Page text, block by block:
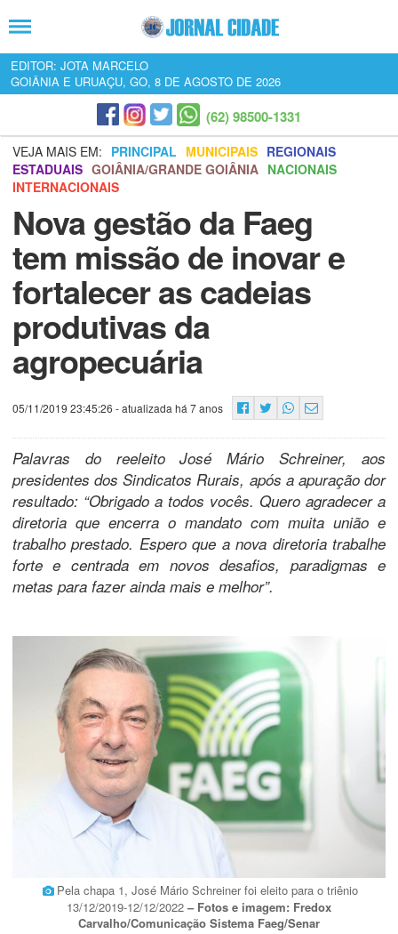
EDITOR: JOTA MARCELO
GOIÂNIA E URUAÇU, GO, 8 DE AGOSTO DE 2026
(62) 98500-1331
VEJA MAIS EM: PRINCIPAL MUNICIPAIS REGIONAIS
ESTADUAIS GOIÂNIA/GRANDE GOIÂNIA NACIONAIS
INTERNACIONAIS
Nova gestão da Faeg
tem missão de inovar e
fortalecer as cadeias
produtivas da
agropecuária
05/11/2019 23:45:26 - atualizada há 7 anos
Palavras do reeleito José Mário Schreiner, aos
presidentes dos Sindicatos Rurais, após a apuração dor
resultado: “Obrigado a todos vocês. Quero agradecer a
diretoria que encerra o mandato com muita união e
trabalho prestado. Espero que a nova diretoria trabalhe
forte e centrada em novos desafios, paradigmas e
metas para fazer ainda mais e melhor”.
Pela chapa 1, José Mário Schreiner foi eleito para o triênio
13/12/2019-12/12/2022 – Fotos e imagem: Fredox
Carvalho/Comunicação Sistema Faeg/Senar